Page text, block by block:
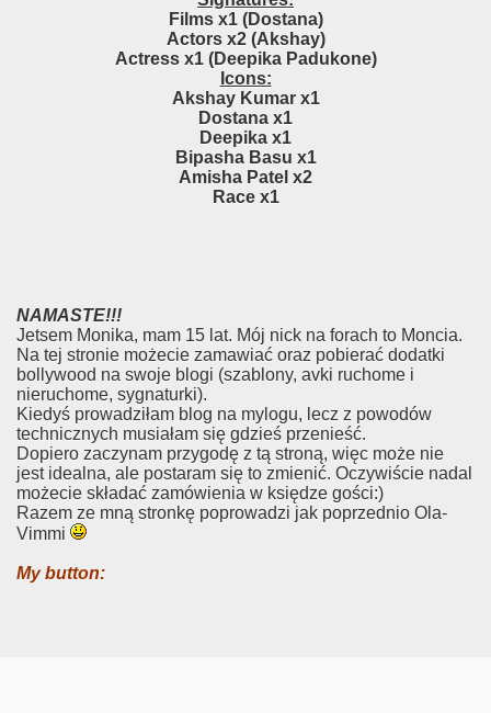
Films x1 (Dostana)
Actors x2 (Akshay)
Actress x1 (Deepika Padukone)
Icons:
Akshay Kumar x1
Dostana x1
Deepika x1
Bipasha Basu x1
Amisha Patel x2
Race x1
NAMASTE!!!
Jetsem Monika, mam 15 lat. Mój nick na forach to Moncia.
Na tej stronie możecie zamawiać oraz pobierać dodatki
bollywood na swoje blogi (szablony, avki ruchome i
nieruchome, sygnaturki).
Kiedyś prowadziłam blog na mylogu, lecz z powodów
technicznych musiałam się gdzieś przenieść.
Dopiero zaczynam przygodę z tą stroną, więc może nie
jest idealna, ale postaram się to zmienić. Oczywiście nadal
możecie składać zamówienia w księdze gości:)
Razem ze mną stronkę poprowadzi jak poprzednio Ola-
Vimmi
My button: